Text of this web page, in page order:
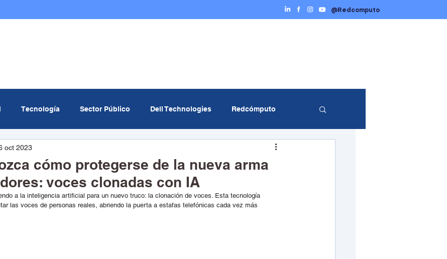
@Redcomputo
Tecnología Sector Público Dell Technologies Redcómputo
MinTIC Eventos Redcómputo
Redcómputo
cómo protegerse de la nueva arma
voces clonadas con IA
oct 2023
a la inteligencia artificial para un nuevo truco: la clonación de voces. Esta tecnología
las voces de personas reales, abriendo la puerta a estafas telefónicas cada vez más